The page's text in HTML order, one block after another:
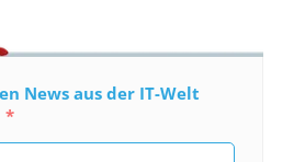
News aus der IT-Welt